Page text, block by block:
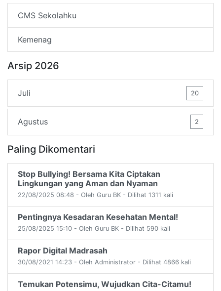
CMS Sekolahku
Kemenag
Arsip 2026
Juli 20
Agustus 2
Paling Dikomentari
Stop Bullying! Bersama Kita Ciptakan
Lingkungan yang Aman dan Nyaman
22/08/2025 08:48 - Oleh Guru BK - Dilihat 1311 kali
Pentingnya Kesadaran Kesehatan Mental!
25/08/2025 15:10 - Oleh Guru BK - Dilihat 590 kali
Rapor Digital Madrasah
30/08/2021 14:23 - Oleh Administrator - Dilihat 4866 kali
Temukan Potensimu, Wujudkan Cita-Citamu!